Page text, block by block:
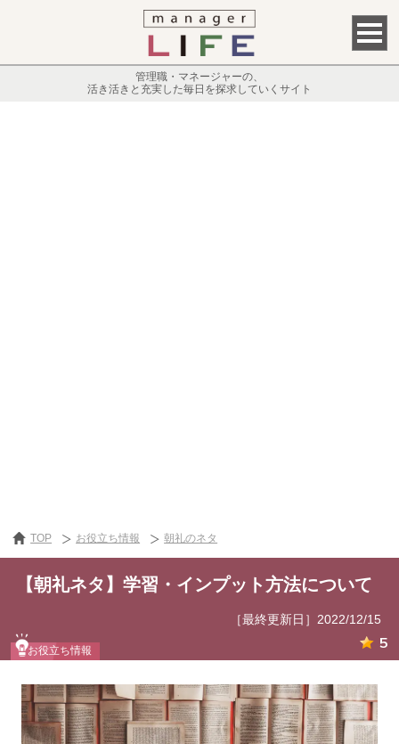
管理職・マネージャーの、
活き活きと充実した毎日を探求していくサイト
TOP お役立ち情報 朝礼のネタ
【朝礼ネタ】学習・インプット方法について
［最終更新日］2022/12/15
お役立ち情報 5